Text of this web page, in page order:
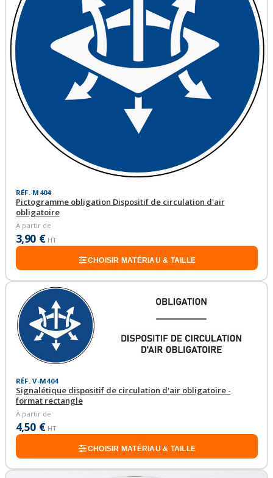
RÉF. M404
Pictogramme obligation Dispositif de circulation d'air
obligatoire
À partir de
3,90 € HT
CHOISIR MATÉRIAU & TAILLE
RÉF. V-M404
Signalétique dispositif de circulation d'air obligatoire -
format rectangle
À partir de
4,50 € HT
CHOISIR MATÉRIAU & TAILLE